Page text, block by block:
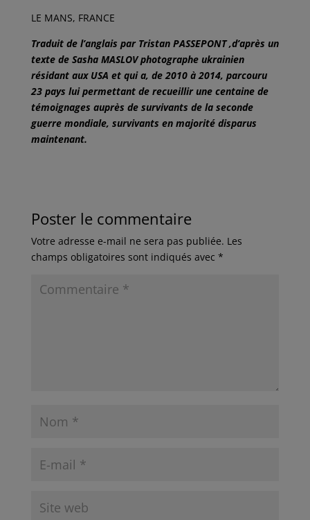
LE MANS, FRANCE
Traduit de l’anglais par Tristan PASSEPONT ,d’après un
texte de Sasha MASLOV photographe ukrainien
résidant aux USA et qui a, de 2010 à 2014, parcouru
23 pays lui permettant de recueillir une centaine de
témoignages auprès de survivants de la seconde
guerre mondiale, survivants en majorité disparus
maintenant.
Poster le commentaire
Votre adresse e-mail ne sera pas publiée. Les
champs obligatoires sont indiqués avec *